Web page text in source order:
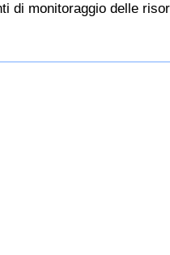
di monitoraggio delle